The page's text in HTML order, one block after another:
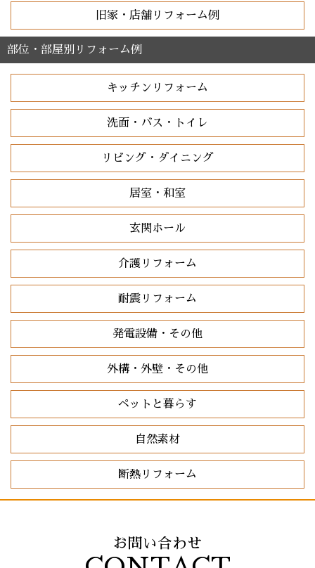
旧家・店舗リフォーム例
部位・部屋別リフォーム例
キッチンリフォーム
洗面・バス・トイレ
リビング・ダイニング
居室・和室
玄関ホール
介護リフォーム
耐震リフォーム
発電設備・その他
外構・外壁・その他
ペットと暮らす
自然素材
断熱リフォーム
お問い合わせ